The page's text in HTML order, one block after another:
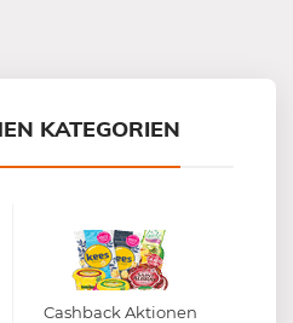
KATEGORIEN
Cashback Aktionen